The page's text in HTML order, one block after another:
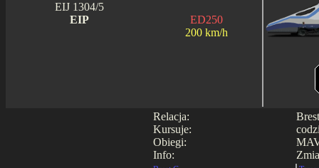
EIJ 1304/5
EIP
ED250
200 km/h
Relacja:
Kursuje:
Obiegi:
Info: